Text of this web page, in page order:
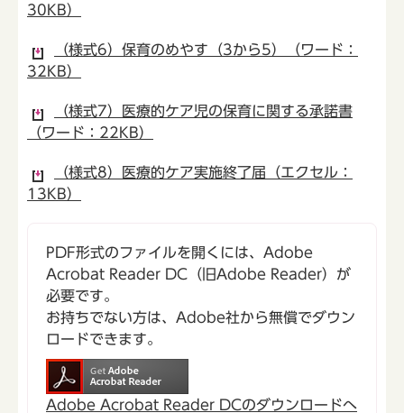
30KB）
（様式6）保育のめやす（3から5）（ワード：
32KB）
（様式7）医療的ケア児の保育に関する承諾書
（ワード：22KB）
（様式8）医療的ケア実施終了届（エクセル：
13KB）
PDF形式のファイルを開くには、Adobe
Acrobat Reader DC（旧Adobe Reader）が
必要です。
お持ちでない方は、Adobe社から無償でダウン
ロードできます。
Adobe Acrobat Reader DCのダウンロードへ